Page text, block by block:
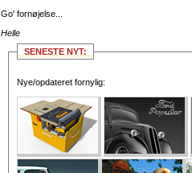
Go' fornøjelse...
Helle
SENESTE NYT:
Nye/opdateret fornylig: